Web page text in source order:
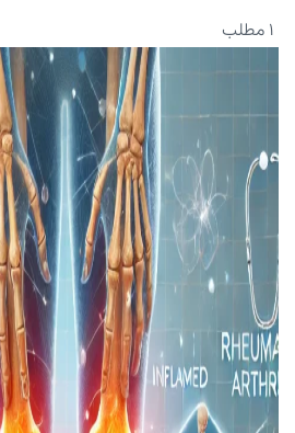
۱ مطلب